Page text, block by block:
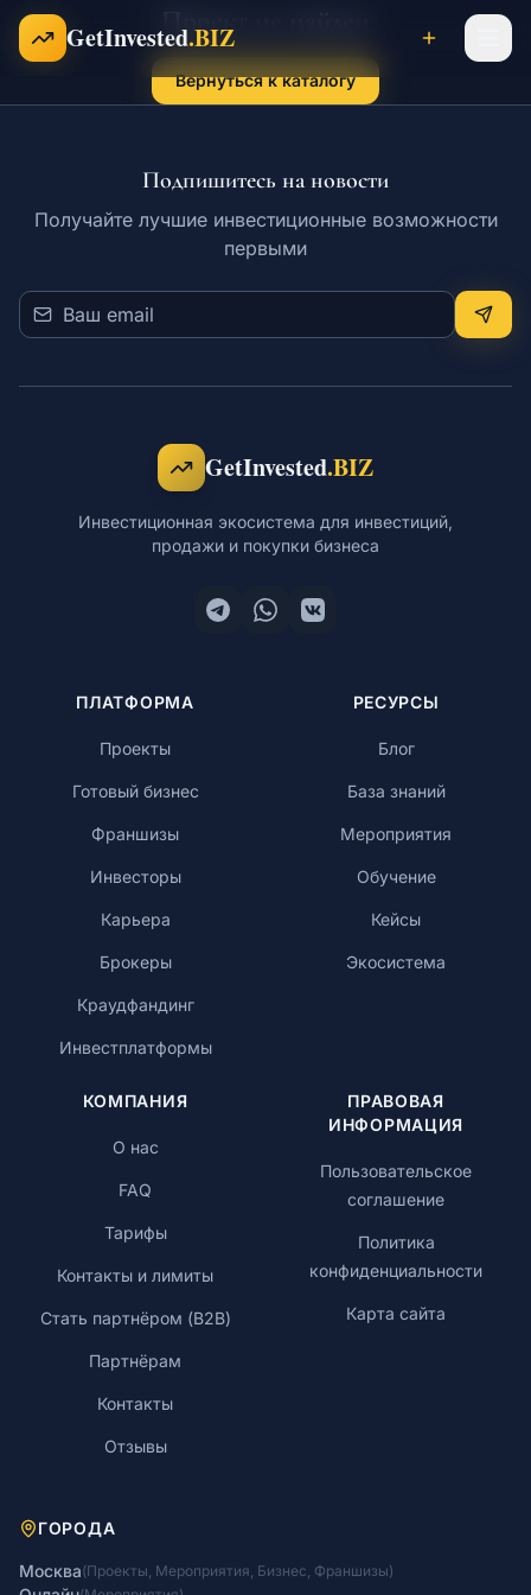
Перейти к содержимому
GetInvested.BIZ
Бизнесы
Франшизы
Проект не найден
Вернуться к каталогу
Подпишитесь на новости
Получайте лучшие инвестиционные возможности
первыми
GetInvested.BIZ
Инвестиционная экосистема для инвестиций,
продажи и покупки бизнеса
ПЛАТФОРМА
Проекты
Готовый бизнес
Франшизы
Инвесторы
Карьера
Брокеры
Краудфандинг
Инвестплатформы
РЕСУРСЫ
Блог
База знаний
Мероприятия
Обучение
Кейсы
Экосистема
КОМПАНИЯ
О нас
FAQ
Тарифы
Контакты и лимиты
Стать партнёром (B2B)
Партнёрам
Контакты
Отзывы
ПРАВОВАЯ
ИНФОРМАЦИЯ
Пользовательское
соглашение
Политика
конфиденциальности
Карта сайта
ГОРОДА
Москва(Проекты, Мероприятия, Бизнес, Франшизы)